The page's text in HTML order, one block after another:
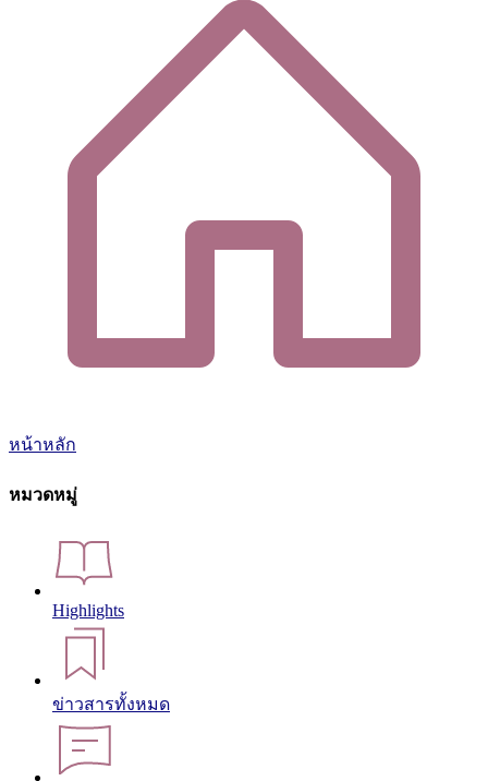
หน้าหลัก
หมวดหมู่
Highlights
ข่าวสารทั้งหมด